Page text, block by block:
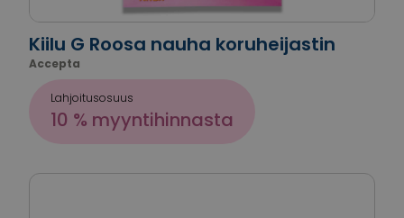
Kiilu G Roosa nauha koruheijastin
Accepta
Lahjoitusosuus
10 % myyntihinnasta